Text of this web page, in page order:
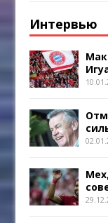
Интервью